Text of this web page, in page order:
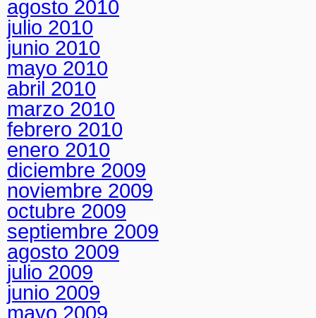
agosto 2010
julio 2010
junio 2010
mayo 2010
abril 2010
marzo 2010
febrero 2010
enero 2010
diciembre 2009
noviembre 2009
octubre 2009
septiembre 2009
agosto 2009
julio 2009
junio 2009
mayo 2009